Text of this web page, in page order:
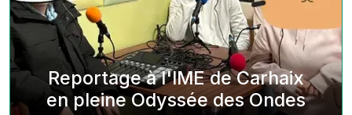
Reportage à l'IME de Carhaix
en pleine Odyssée des Ondes